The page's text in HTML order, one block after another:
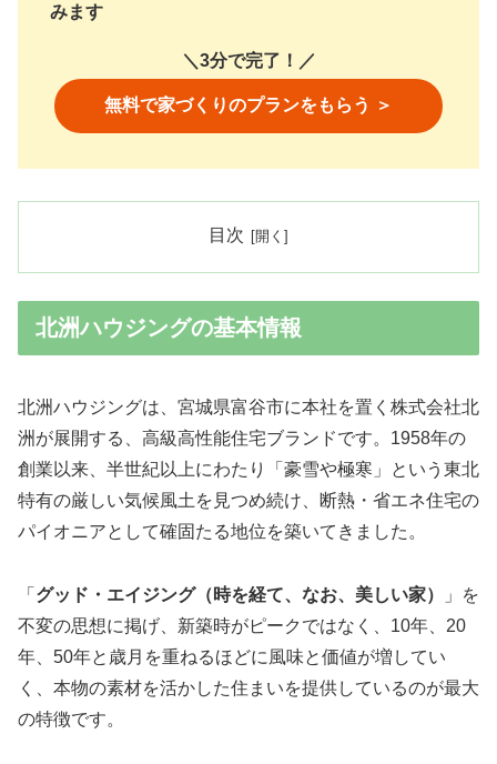
みます
＼3分で完了！／
無料で家づくりのプランをもらう ＞
目次
北洲ハウジングの基本情報
北洲ハウジングは、宮城県富谷市に本社を置く株式会社北
洲が展開する、高級高性能住宅ブランドです。1958年の
創業以来、半世紀以上にわたり「豪雪や極寒」という東北
特有の厳しい気候風土を見つめ続け、断熱・省エネ住宅の
パイオニアとして確固たる地位を築いてきました。
「 グッド・エイジング（時を経て、なお、美しい家）
」を
不変の思想に掲げ、新築時がピークではなく、10年、20
年、50年と歳月を重ねるほどに風味と価値が増してい
く、本物の素材を活かした住まいを提供しているのが最大
の特徴です。